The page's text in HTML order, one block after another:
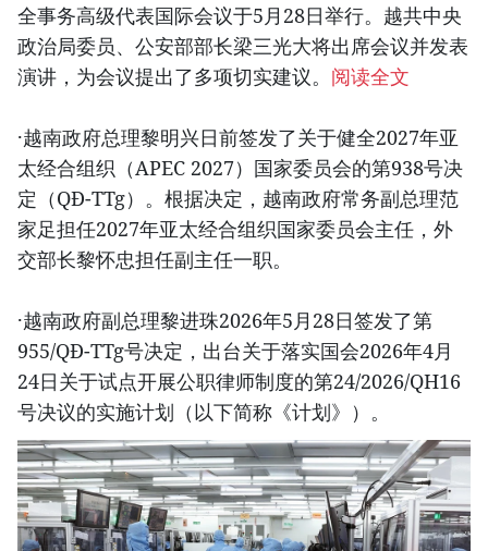
全事务高级代表国际会议于5月28日举行。越共中央
政治局委员、公安部部长梁三光大将出席会议并发表
演讲，为会议提出了多项切实建议。 阅读全文
·越南政府总理黎明兴日前签发了关于健全2027年亚
太经合组织（APEC 2027）国家委员会的第938号决
定（QĐ-TTg）。根据决定，越南政府常务副总理范
家足担任2027年亚太经合组织国家委员会主任，外
交部长黎怀忠担任副主任一职。
·越南政府副总理黎进珠2026年5月28日签发了第
955/QĐ-TTg号决定，出台关于落实国会2026年4月
24日关于试点开展公职律师制度的第24/2026/QH16
号决议的实施计划（以下简称《计划》）。